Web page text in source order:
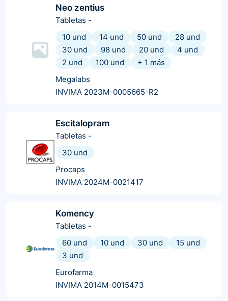
Neo zentius
Tabletas -
10 und
14 und 50 und
28 und
30 und
98 und 20 und
4 und
2 und
100 und + 1 más
Megalabs
INVIMA 2023M-0005665-R2
Escitalopram
Tabletas -
30 und
Procaps
INVIMA 2024M-0021417
Komency
Tabletas -
60 und
10 und 30 und
15 und
3 und
Eurofarma
INVIMA 2014M-0015473